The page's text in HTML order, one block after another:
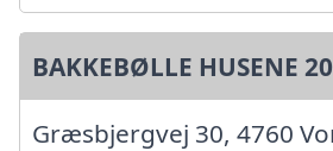
BAKKEBØLLE HUSENE
Græsbjergvej 30, 4760